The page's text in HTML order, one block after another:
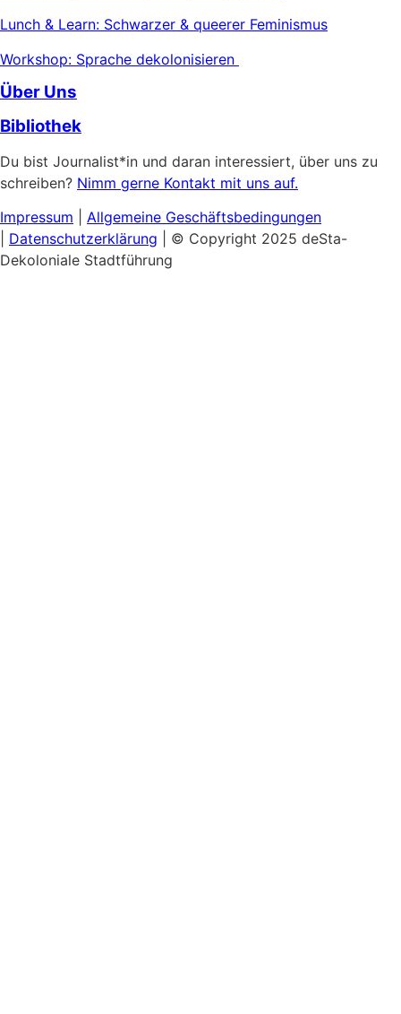
Lunch & Learn: Schwarzer & queerer Feminismus
Workshop: Sprache dekolonisieren
Über Uns
Bibliothek
Du bist Journalist*in und daran interessiert, über uns zu
schreiben? Nimm gerne Kontakt mit uns auf.
Impressum
Allgemeine Geschäftsbedingungen
Datenschutzerklärung
| © Copyright 2025 deSta-
Dekoloniale Stadtführung